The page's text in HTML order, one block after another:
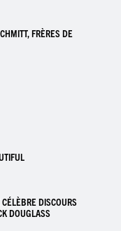
FRÈRES DE
DISCOURS
DOUGLASS